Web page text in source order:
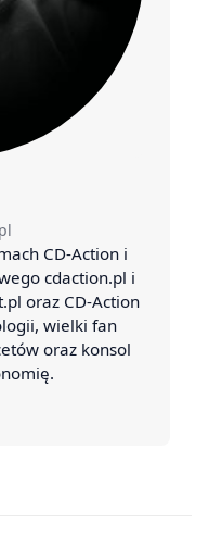
CD-Action i
cdaction.pl i
oraz CD-Action
wielki fan
oraz konsol